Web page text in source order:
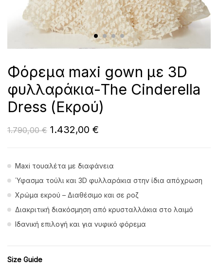
Φόρεμα maxi gown με 3D
φυλλαράκια-The Cinderella
Dress (Εκρού)
1.790,00€ 1.432,00 €
Maxi τουαλέτα με διαφάνεια
Ύφασμα τούλι και 3D φυλλαράκια στην ίδια απόχρωση
Χρώμα εκρού – Διαθέσιμο και σε ροζ
Διακριτική διακόσμηση από κρυσταλλάκια στο λαιμό
Ιδανική επιλογή και για νυφικό φόρεμα
Size Guide